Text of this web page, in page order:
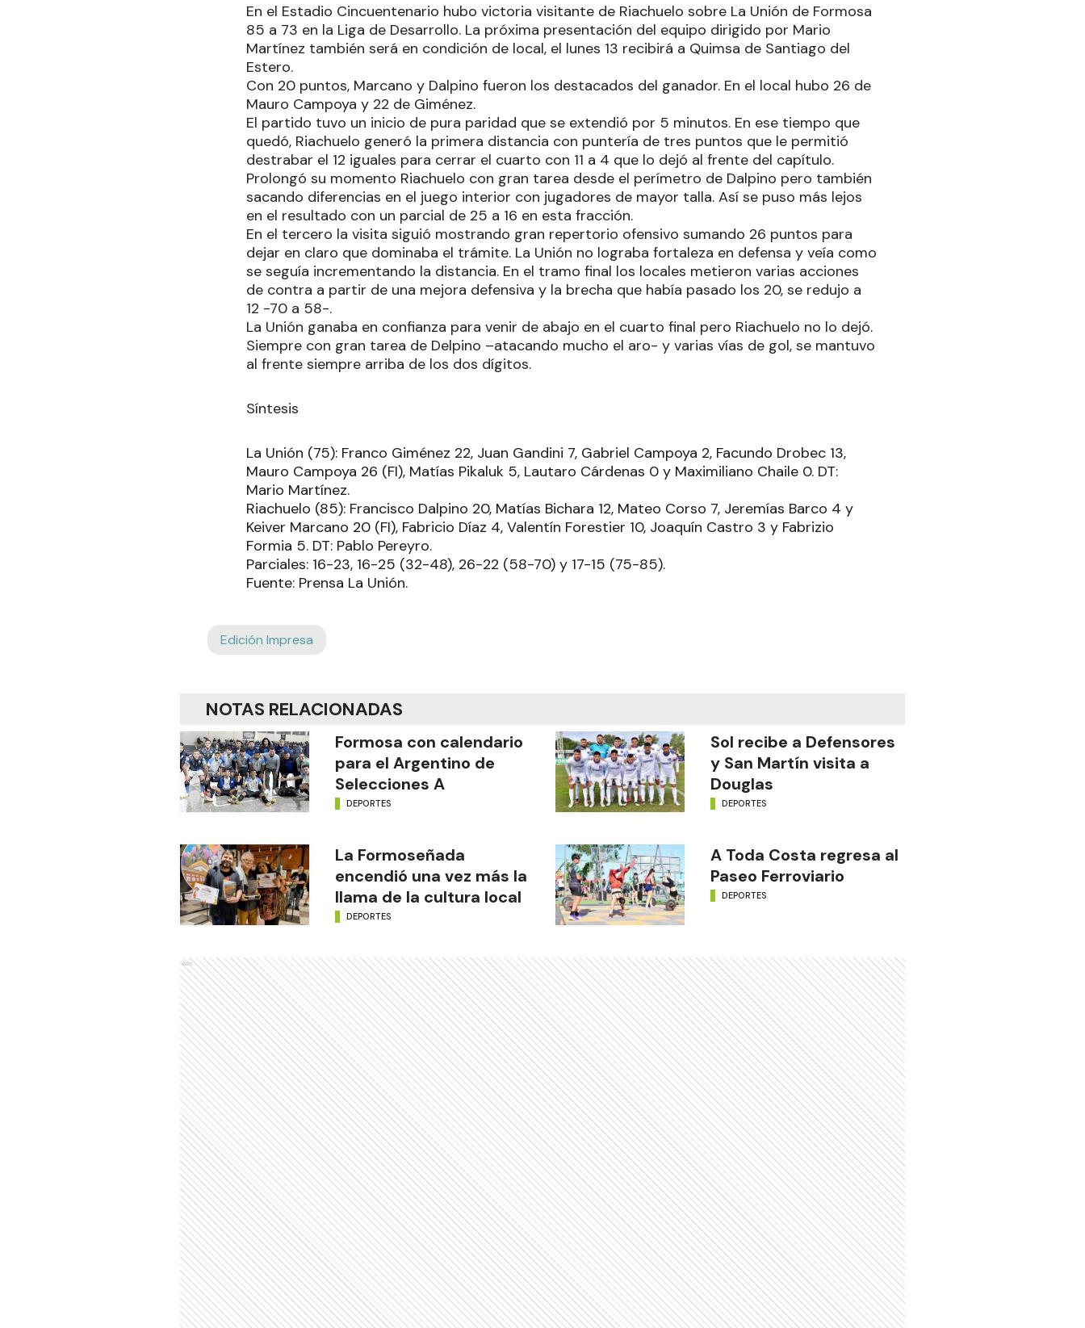
En el Estadio Cincuentenario hubo victoria visitante de Riachuelo sobre La Unión de Formosa
85 a 73 en la Liga de Desarrollo. La próxima presentación del equipo dirigido por Mario
Martínez también será en condición de local, el lunes 13 recibirá a Quimsa de Santiago del
Estero.
Con 20 puntos, Marcano y Dalpino fueron los destacados del ganador. En el local hubo 26 de
Mauro Campoya y 22 de Giménez.
El partido tuvo un inicio de pura paridad que se extendió por 5 minutos. En ese tiempo que
quedó, Riachuelo generó la primera distancia con puntería de tres puntos que le permitió
destrabar el 12 iguales para cerrar el cuarto con 11 a 4 que lo dejó al frente del capítulo.
Prolongó su momento Riachuelo con gran tarea desde el perímetro de Dalpino pero también
sacando diferencias en el juego interior con jugadores de mayor talla. Así se puso más lejos
en el resultado con un parcial de 25 a 16 en esta fracción.
En el tercero la visita siguió mostrando gran repertorio ofensivo sumando 26 puntos para
dejar en claro que dominaba el trámite. La Unión no lograba fortaleza en defensa y veía como
se seguía incrementando la distancia. En el tramo final los locales metieron varias acciones
de contra a partir de una mejora defensiva y la brecha que había pasado los 20, se redujo a
12 -70 a 58-.
La Unión ganaba en confianza para venir de abajo en el cuarto final pero Riachuelo no lo dejó.
Siempre con gran tarea de Delpino –atacando mucho el aro- y varias vías de gol, se mantuvo
al frente siempre arriba de los dos dígitos.
Síntesis
La Unión (75): Franco Giménez 22, Juan Gandini 7, Gabriel Campoya 2, Facundo Drobec 13,
Mauro Campoya 26 (FI), Matías Pikaluk 5, Lautaro Cárdenas 0 y Maximiliano Chaile 0. DT:
Mario Martínez.
Riachuelo (85): Francisco Dalpino 20, Matías Bichara 12, Mateo Corso 7, Jeremías Barco 4 y
Keiver Marcano 20 (FI), Fabricio Díaz 4, Valentín Forestier 10, Joaquín Castro 3 y Fabrizio
Formia 5. DT: Pablo Pereyro.
Parciales: 16-23, 16-25 (32-48), 26-22 (58-70) y 17-15 (75-85).
Fuente: Prensa La Unión.
Edición Impresa
NOTAS RELACIONADAS
Formosa con calendario
para el Argentino de
Selecciones A
DEPORTES
Sol recibe a Defensores
y San Martín visita a
Douglas
DEPORTES
La Formoseñada
encendió una vez más la
llama de la cultura local
DEPORTES
A Toda Costa regresa al
Paseo Ferroviario
DEPORTES
Ads